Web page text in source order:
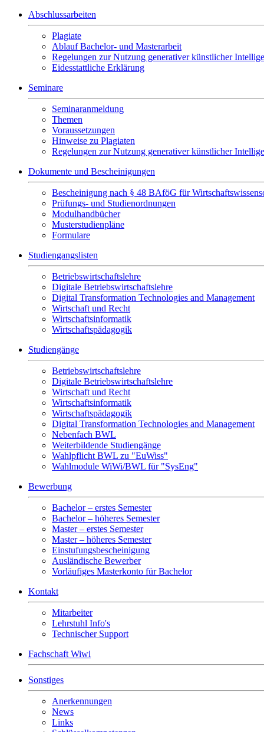
Abschlussarbeiten
Plagiate
Ablauf Bachelor- und Masterarbeit
Regelungen zur Nutzung generativer künstlicher
Eidesstattliche Erklärung
Seminare
Seminaranmeldung
Themen
Voraussetzungen
Hinweise zu Plagiaten
Regelungen zur Nutzung generativer künstlicher
Dokumente und Bescheinigungen
Bescheinigung nach § 48 BAföG für
Prüfungs- und Studienordnungen
Modulhandbücher
Musterstudienpläne
Formulare
Studiengangslisten
Betriebswirtschaftslehre
Digitale Betriebswirtschaftslehre
Digital Transformation Technologies and Management
Wirtschaft und Recht
Wirtschaftsinformatik
Wirtschaftspädagogik
Studiengänge
Betriebswirtschaftslehre
Digitale Betriebswirtschaftslehre
Wirtschaft und Recht
Wirtschaftsinformatik
Wirtschaftspädagogik
Digital Transformation Technologies and Management
Nebenfach BWL
Weiterbildende Studiengänge
Wahlpflicht BWL zu "EuWiss"
Wahlmodule WiWi/BWL für "SysEng"
Bewerbung
Bachelor – erstes Semester
Bachelor – höheres Semester
Master – erstes Semester
Master – höheres Semester
Einstufungsbescheinigung
Ausländische Bewerber
Vorläufiges Masterkonto für Bachelor
Kontakt
Mitarbeiter
Lehrstuhl Info's
Technischer Support
Fachschaft Wiwi
Sonstiges
Anerkennungen
News
Links